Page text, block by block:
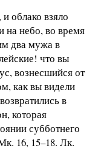
облако взяло
на небо, во время
два мужа в
что вы
вознесшийся от
как вы видели
в
которая
субботнего
16, 15–18. Лк.